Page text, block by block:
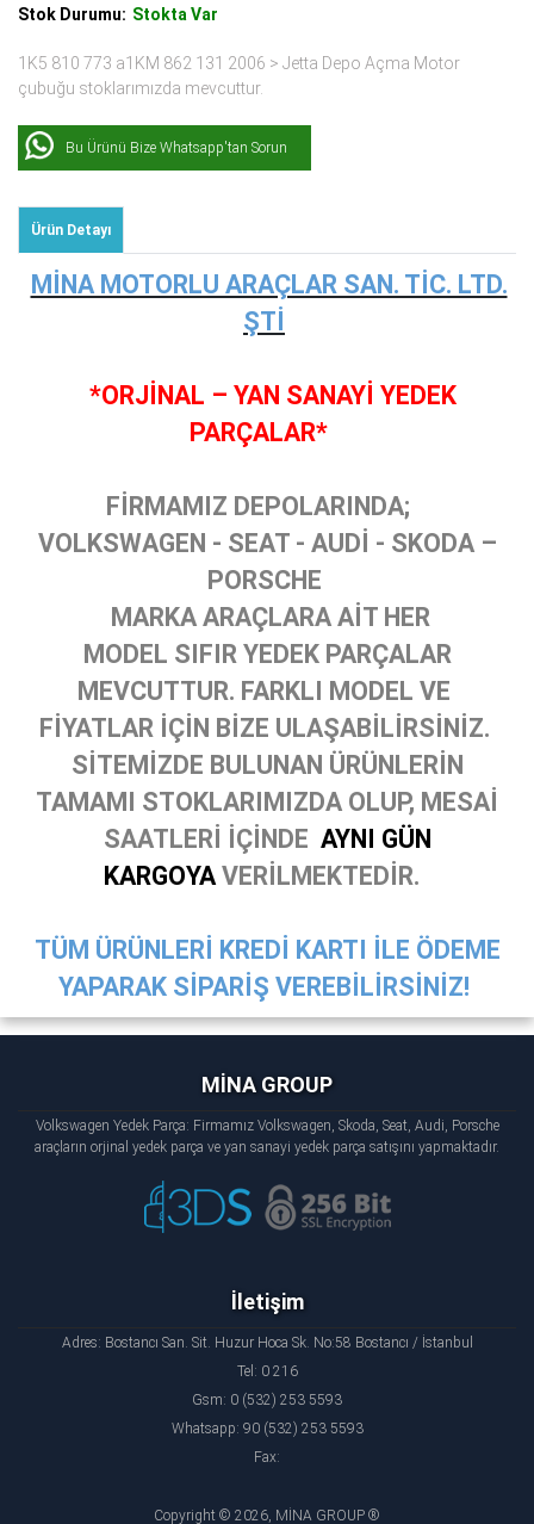
Stok Durumu: Stokta Var
1K5 810 773 a1KM 862 131 2006 > Jetta Depo Açma Motor
çubuğu stoklarımızda mevcuttur.
Bu Ürünü Bize Whatsapp'tan Sorun
Ürün Detayı
MİNA MOTORLU ARAÇLAR SAN. TİC. LTD.
ŞTİ
*ORJİNAL – YAN SANAYİ YEDEK
PARÇALAR*
FİRMAMIZ DEPOLARINDA;
VOLKSWAGEN - SEAT - AUDİ - SKODA –
PORSCHE
MARKA ARAÇLARA AİT HER
MODEL SIFIR YEDEK PARÇALAR
MEVCUTTUR. FARKLI MODEL VE
FİYATLAR İÇİN BİZE ULAŞABİLİRSİNİZ.
SİTEMİZDE BULUNAN ÜRÜNLERİN
TAMAMI STOKLARIMIZDA OLUP, MESAİ
SAATLERİ İÇİNDE AYNI GÜN
KARGOYA VERİLMEKTEDİR.
TÜM ÜRÜNLERİ KREDİ KARTI İLE ÖDEME
YAPARAK SİPARİŞ VEREBİLİRSİNİZ!
MİNA GROUP
Volkswagen Yedek Parça: Firmamız Volkswagen, Skoda, Seat, Audi, Porsche
araçların orjinal yedek parça ve yan sanayi yedek parça satışını yapmaktadır.
İletişim
Adres: Bostancı San. Sit. Huzur Hoca Sk. No:58 Bostancı / İstanbul
Tel: 0 216
Gsm: 0 (532) 253 5593
Whatsapp: 90 (532) 253 5593
Fax:
Copyright © 2026, MİNA GROUP ®